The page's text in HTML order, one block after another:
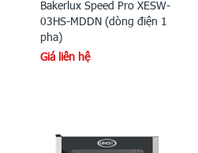
Bakerlux Speed Pro XESW-
03HS-MDDN (dòng điện 1
pha)
Giá liên hệ